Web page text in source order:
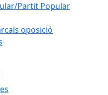
Partit Popular
oposició